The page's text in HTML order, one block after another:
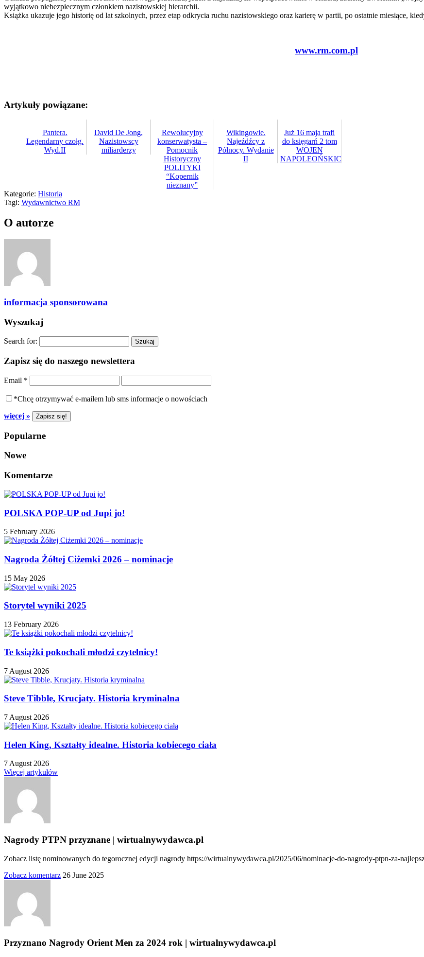
wyjątkowo niebezpiecznym członkiem nazistowskiej hierarchii.
Książka ukazuje jego historię od lat szkolnych, przez etap odkrycia ruchu nazistowskiego oraz karierę w partii, po ostatnie miesiące,
www.rm.com.pl
Artykuły powiązane:
Pantera.
Legendarny czołg.
Wyd.II
David De Jong,
Nazistowscy
miliarderzy
Rewolucyjny
konserwatysta –
Pomocnik
Historyczny
POLITYKI
“Kopernik
nieznany”
Wikingowie.
Najeźdźcy z
Północy. Wydanie
II
Już 16 maja trafi
do księgarń 2 tom
WOJEN
NAPOLEOŃSKICH…
Kategorie: Historia
Tagi: Wydawnictwo RM
O autorze
informacja sponsorowana
Wyszukaj
Search for:
Zapisz się do naszego newslettera
Email *
*Chcę otrzymywać e-mailem lub sms informacje o nowościach
więcej »
Popularne
Nowe
Komentarze
POLSKA POP-UP od Jupi jo!
5 February 2026
Nagroda Żółtej Ciżemki 2026 – nominacje
15 May 2026
Storytel wyniki 2025
13 February 2026
Te książki pokochali młodzi czytelnicy!
7 August 2026
Steve Tibble, Krucjaty. Historia kryminalna
7 August 2026
Helen King, Kształty idealne. Historia kobiecego ciała
7 August 2026
Więcej artykułów
Nagrody PTPN przyznane | wirtualnywydawca.pl
Zobacz listę nominowanych do tegorocznej edycji nagrody https://wirtualnywydawca.pl/2025/06/nominacje-do-nagrody-ptpn-za-
Zobacz komentarz 26 June 2025
Przyznano Nagrody Orient Men za 2024 rok | wirtualnywydawca.pl